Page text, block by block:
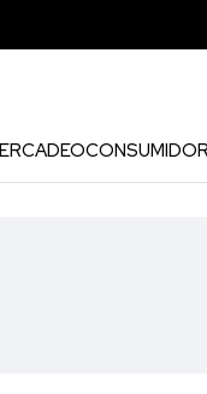
CONSUMIDOR